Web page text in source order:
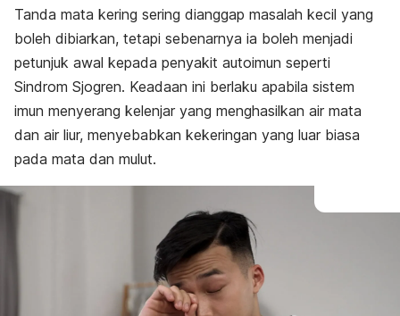
Tanda mata kering sering dianggap masalah kecil yang
boleh dibiarkan, tetapi sebenarnya ia boleh menjadi
petunjuk awal kepada penyakit autoimun seperti
Sindrom Sjogren. Keadaan ini berlaku apabila sistem
imun menyerang kelenjar yang menghasilkan air mata
dan air liur, menyebabkan kekeringan yang luar biasa
pada mata dan mulut.